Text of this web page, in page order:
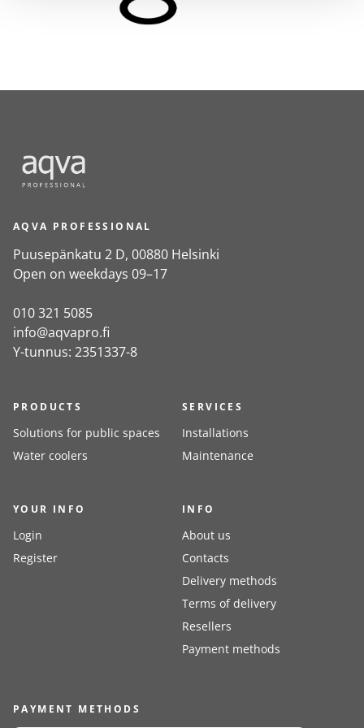
AQVA PROFESSIONAL
Puusepänkatu 2 D, 00880 Helsinki
Open on weekdays 09–17
010 321 5085
info@aqvapro.fi
Y-tunnus: 2351337-8
PRODUCTS
Solutions for public spaces
Water coolers
SERVICES
Installations
Maintenance
YOUR INFO
Login
Register
INFO
About us
Contacts
Delivery methods
Terms of delivery
Resellers
Payment methods
PAYMENT METHODS